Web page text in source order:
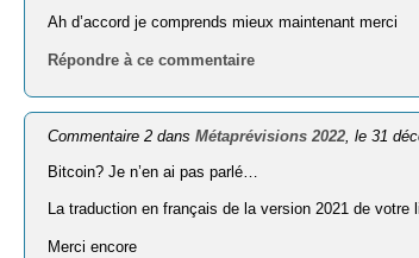
Ah d’accord je comprends mieux maintenant merci
Répondre à ce commentaire
Commentaire 2 dansMétaprévisions 2022 , le 31
Bitcoin? Je n’en ai pas parlé…
La traduction en français de la version 2021 de votre
Merci encore